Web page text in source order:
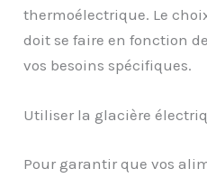
thermoélectrique. Le
doit se faire en fonction
vos besoins spécifiques.
Utiliser la glacière
Pour garantir que vos